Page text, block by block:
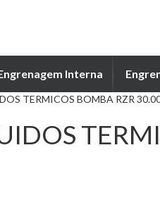
Interna
TERMICOS BOMBA RZR